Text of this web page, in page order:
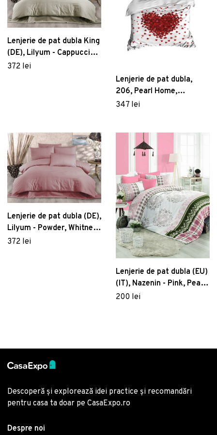
Lenjerie de pat dubla King
(DE), Lilyum - Cappuccino,
Whitney, Bumbac Satinat
372 lei
Lenjerie de pat dubla,
206, Pearl Home,
Poliester Satinat
347 lei
Lenjerie de pat dubla (DE),
Lilyum - Powder, Whitney,
Bumbac Satinat
372 lei
Lenjerie de pat dubla (EU)
(IT), Nazenin - Pink, Pearl
Home, Bumbac Ranforce
200 lei
Descoperă și explorează idei practice și recomandări
pentru casa ta doar pe CasaExpo.ro
Despre noi